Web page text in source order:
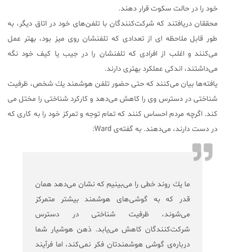
خود را در حالت سكوت قرار دهند.
محققان دريافتند كه شركت‌كنندگان با تلفن‌هاى خود در اتاق ديگر، به
طور قابل ملاحظه اى از تعدادی كه تلفنشان روى ميز بود، بهتر عمل
مى‌كنند و اغلب از افرادى كه تلفنشان را در جيب يا كيف خود نگه
مى‌داشتند، اندكى عملكرد بهترى دارند.
يافته‌ها بيان مى‌كنند كه حتى حضور تلفن هوشمند يك شخص، ظرفيت
شناختى در دسترس وى را كاهش مى‌دهد و كاركرد شناختى را مختل مى
كند. اگرچه مردم احساس كنند كه تمام توجه و تمركز خود را به كارى كه
در دست دارند، مى‌دهند. به گفته‌ى Ward:
ما يك روند خطى را مى‌بينيم كه نشان مى‌دهد همان
قدر كه به گوشى‌هاى هوشمند بيشتر متمركز
مى‌شوند، ظرفيت شناختى در دسترس
شركت‌كنندگان كاهش مى‌يابد. ذهن هوشيار شما
درباره‌ى گوشى هوشمندتان فكر نمی‌كند، اما فرآيند